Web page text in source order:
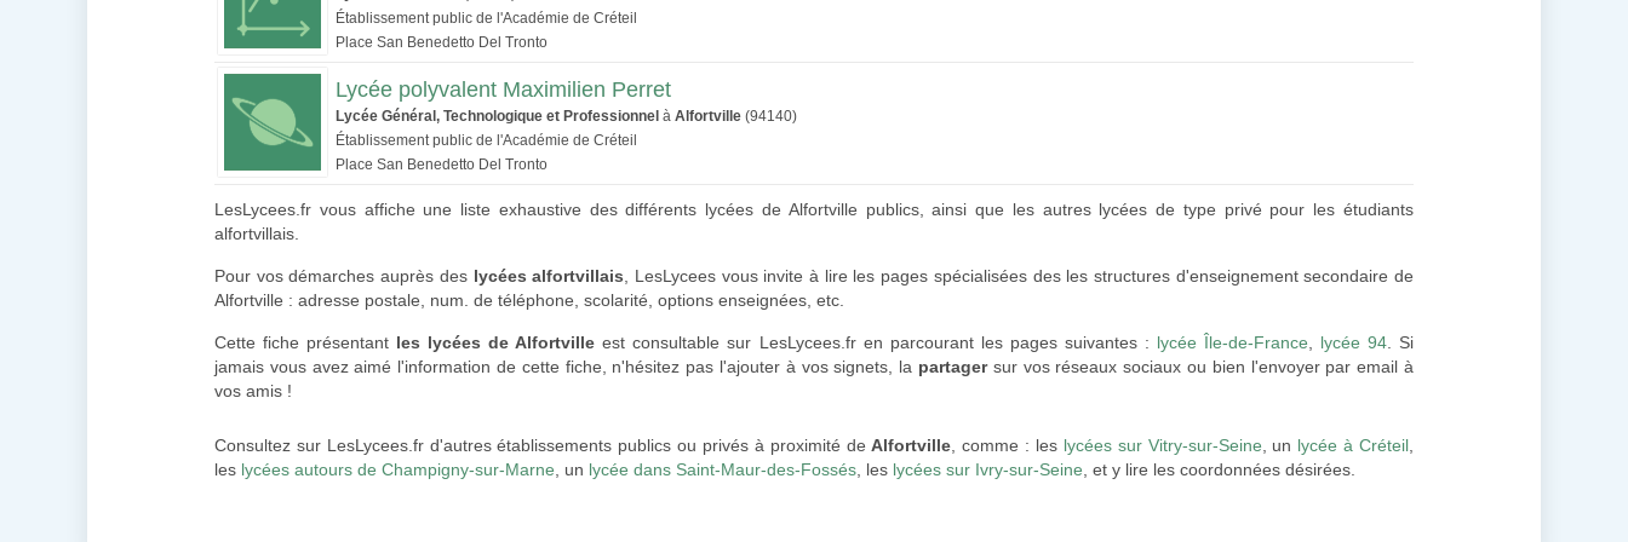
Établissement public de l'Académie de Créteil
Place San Benedetto Del Tronto
Lycée polyvalent Maximilien Perret
Lycée Général, Technologique et Professionnel à Alfortville (94140)
Établissement public de l'Académie de Créteil
Place San Benedetto Del Tronto
LesLycees.fr vous affiche une liste exhaustive des différents lycées de Alfortville publics, ainsi que les autres lycées de type privé pour les étudiants
alfortvillais.
Pour vos démarches auprès des lycées alfortvillais , LesLycees vous invite à lire les pages spécialisées des les structures d'enseignement secondaire de
Alfortville : adresse postale, num. de téléphone, scolarité, options enseignées, etc.
Cette fiche présentant les lycées de Alfortville est consultable sur LesLycees.fr en parcourant les pages suivantes : lycée Île-de-France lycée 94 . Si
jamais vous avez aimé l'information de cette fiche, n'hésitez pas l'ajouter à vos signets, la partagersur vos réseaux sociaux ou bien l'envoyer par email à
vos amis !
Consultez sur LesLycees.fr d'autres établissements publics ou privés à proximité deAlfortville , comme : les lycées sur Vitry-sur-Seine , un lycée à Créteil
les lycées autours de Champigny-sur-Marne , un lycée dans Saint-Maur-des-Fossés , les lycées sur Ivry-sur-Seine , et y lire les coordonnées désirées.